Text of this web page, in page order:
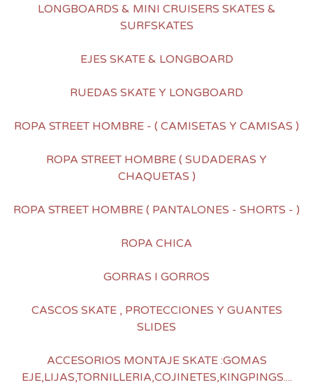
LONGBOARDS & MINI CRUISERS SKATES &
SURFSKATES
EJES SKATE & LONGBOARD
RUEDAS SKATE Y LONGBOARD
ROPA STREET HOMBRE - ( CAMISETAS Y CAMISAS )
ROPA STREET HOMBRE ( SUDADERAS Y
CHAQUETAS )
ROPA STREET HOMBRE ( PANTALONES - SHORTS - )
ROPA CHICA
GORRAS I GORROS
CASCOS SKATE , PROTECCIONES Y GUANTES
SLIDES
ACCESORIOS MONTAJE SKATE :GOMAS
EJE,LIJAS,TORNILLERIA,COJINETES,KINGPINGS....